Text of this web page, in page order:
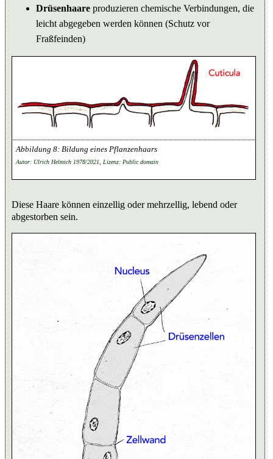
Drüsenhaare produzieren chemische Verbindungen, die
leicht abgegeben werden können (Schutz vor
Fraßfeinden)
Bildung eines Pflanzenhaars
Autor: Ulrich Helmich 1978/2021, Lizenz: Public domain
Diese Haare können einzellig oder mehrzellig, lebend oder
abgestorben sein.